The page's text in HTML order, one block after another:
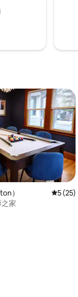
即可抵达商店、餐
） 平均评
5 (25)
家